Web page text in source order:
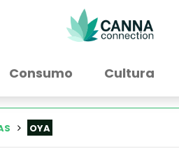
Consumo Cultura
OYA